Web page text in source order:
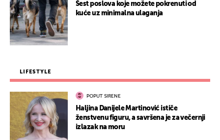
Šest poslova koje možete pokrenuti od
kuće uz minimalna ulaganja
LIFESTYLE
POPUT SIRENE
Haljina Danijele Martinović ističe
ženstvenu figuru, a savršena je za večernji
izlazak na moru